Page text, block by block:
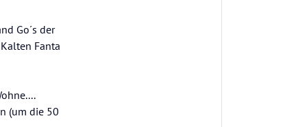
Go´s der
Fanta
(um die 50